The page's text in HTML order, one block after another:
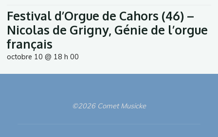
Festival d’Orgue de Cahors (46) –
Nicolas de Grigny, Génie de l’orgue
français
octobre 10 @ 18 h 00
©2026 Comet Musicke